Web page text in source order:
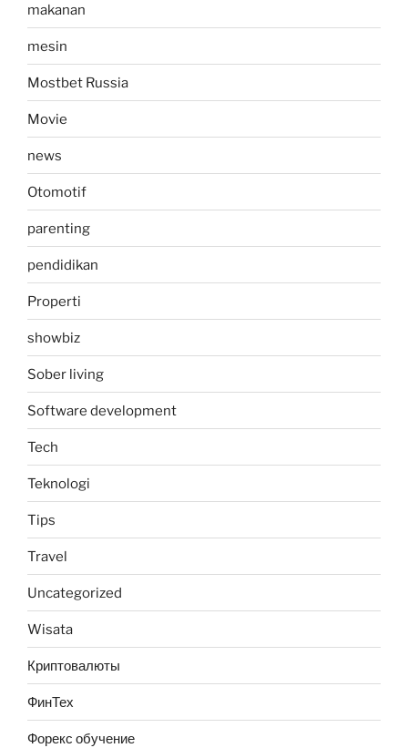
makanan
mesin
Mostbet Russia
Movie
news
Otomotif
parenting
pendidikan
Properti
showbiz
Sober living
Software development
Tech
Teknologi
Tips
Travel
Uncategorized
Wisata
Криптовалюты
ФинТех
Форекс обучение